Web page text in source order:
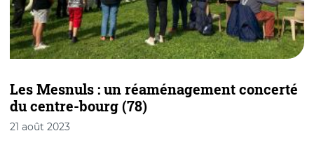
Les Mesnuls : un réaménagement concerté
du centre-bourg (78)
21 août 2023